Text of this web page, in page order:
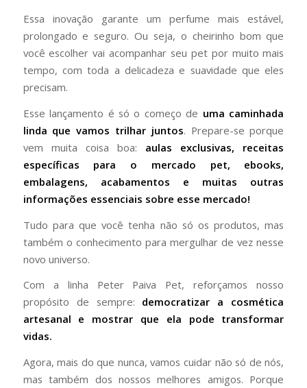
Essa inovação garante um perfume mais estável,
prolongado e seguro. Ou seja, o cheirinho bom que
você escolher vai acompanhar seu pet por muito mais
tempo, com toda a delicadeza e suavidade que eles
precisam.
Esse lançamento é só o começo de uma caminhada
linda que vamos trilhar juntos. Prepare-se porque
vem muita coisa boa: aulas exclusivas, receitas
específicas para o mercado pet, ebooks,
embalagens, acabamentos e muitas outras
informações essenciais sobre esse mercado!
Tudo para que você tenha não só os produtos, mas
também o conhecimento para mergulhar de vez nesse
novo universo.
Com a linha Peter Paiva Pet, reforçamos nosso
propósito de sempre: democratizar a cosmética
artesanal e mostrar que ela pode transformar
vidas.
Agora, mais do que nunca, vamos cuidar não só de nós,
mas também dos nossos melhores amigos. Porque